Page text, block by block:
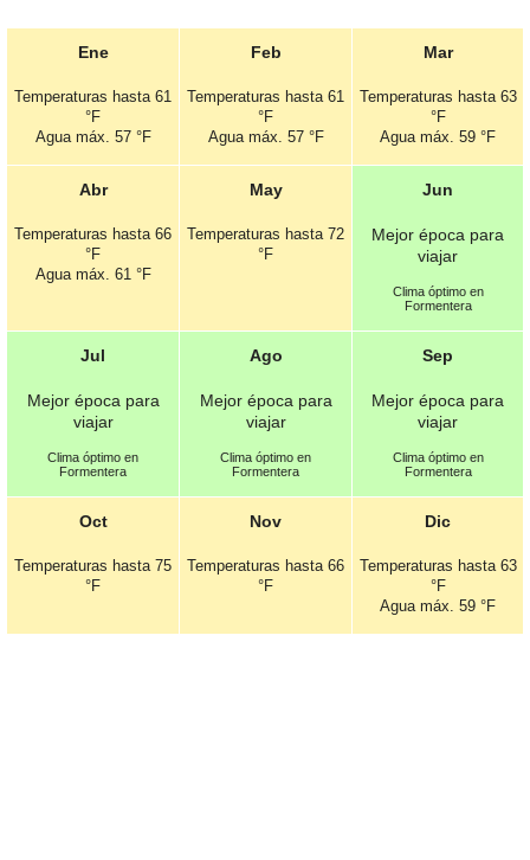
Ene
Temperaturas hasta 61
°F
Agua máx. 57 °F
Feb
Temperaturas hasta 61
°F
Agua máx. 57 °F
Mar
Temperaturas hasta 63
°F
Agua máx. 59 °F
Abr
Temperaturas hasta 66
°F
Agua máx. 61 °F
May
Temperaturas hasta 72
°F
Jun
Mejor época para
viajar
Clima óptimo en
Formentera
Jul
Mejor época para
viajar
Clima óptimo en
Formentera
Ago
Mejor época para
viajar
Clima óptimo en
Formentera
Sep
Mejor época para
viajar
Clima óptimo en
Formentera
Oct
Temperaturas hasta 75
°F
Nov
Temperaturas hasta 66
°F
Dic
Temperaturas hasta 63
°F
Agua máx. 59 °F